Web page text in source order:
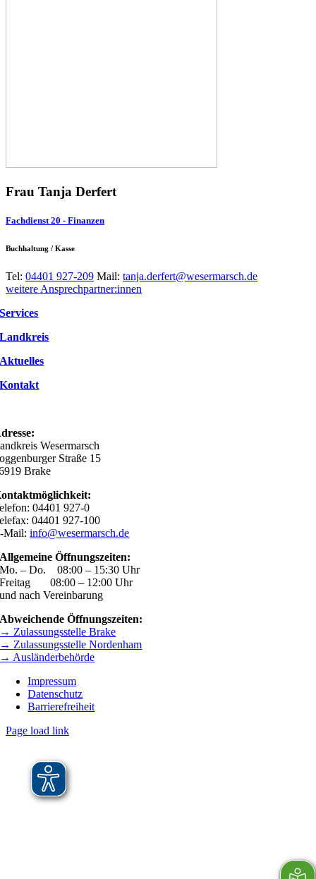
Frau Tanja Derfert
Fachdienst 20 - Finanzen
Buchhaltung / Kasse
Tel: 04401 927-209 Mail: tanja.derfert@wesermarsch.de
weitere Ansprechpartner:innen
Services
Landkreis
Aktuelles
Kontakt
Wesermarsch
Straße 15
Brake
04401 927-0
04401 927-100
Mail:info@wesermarsch.de
Allgemeine Öffnungszeiten:
Mo. – Do. 08:00 – 15:30 Uhr
Freitag 08:00 – 12:00 Uhr
und nach Vereinbarung
Abweichende Öffnungszeiten:
→ Zulassungsstelle Brake
→ Zulassungsstelle Nordenham
→ Ausländerbehörde
Impressum
Datenschutz
Barrierefreiheit
Page load link